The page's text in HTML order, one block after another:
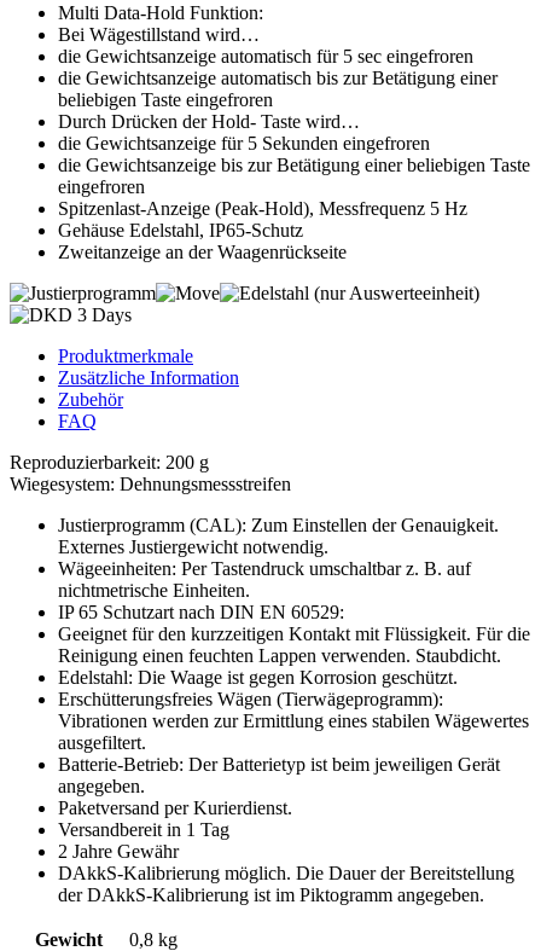
Multi Data-Hold Funktion:
Bei Wägestillstand wird…
die Gewichtsanzeige automatisch für 5 sec eingefroren
die Gewichtsanzeige automatisch bis zur Betätigung einer
beliebigen Taste eingefroren
Durch Drücken der Hold- Taste wird…
die Gewichtsanzeige für 5 Sekunden eingefroren
die Gewichtsanzeige bis zur Betätigung einer beliebigen Taste
eingefroren
Spitzenlast-Anzeige (Peak-Hold), Messfrequenz 5 Hz
Gehäuse Edelstahl, IP65-Schutz
Zweitanzeige an der Waagenrückseite
Produktmerkmale
Zusätzliche Information
Zubehör
FAQ
Reproduzierbarkeit: 200 g
Wiegesystem: Dehnungsmessstreifen
Justierprogramm (CAL): Zum Einstellen der Genauigkeit.
Externes Justiergewicht notwendig.
Wägeeinheiten: Per Tastendruck umschaltbar z. B. auf
nichtmetrische Einheiten.
IP 65 Schutzart nach DIN EN 60529:
Geeignet für den kurzzeitigen Kontakt mit Flüssigkeit. Für die
Reinigung einen feuchten Lappen verwenden. Staubdicht.
Edelstahl: Die Waage ist gegen Korrosion geschützt.
Erschütterungsfreies Wägen (Tierwägeprogramm):
Vibrationen werden zur Ermittlung eines stabilen Wägewertes
ausgefiltert.
Batterie-Betrieb: Der Batterietyp ist beim jeweiligen Gerät
angegeben.
Paketversand per Kurierdienst.
Versandbereit in 1 Tag
2 Jahre Gewähr
DAkkS-Kalibrierung möglich. Die Dauer der Bereitstellung
der DAkkS-Kalibrierung ist im Piktogramm angegeben.
Gewicht
0,8 kg